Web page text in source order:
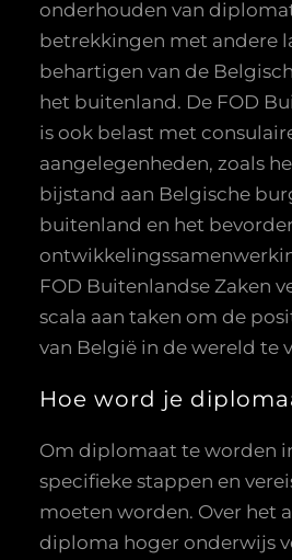
onderhouden van
betrekkingen met andere
behartigen van de
het buitenland. De FOD
is ook belast met
aangelegenheden, zoals
bijstand aan Belgische
buitenland en het
FOD Buitenlandse Zaken
scala aan taken om de
van België in de wereld te
Hoe word je
Om diplomaat te worden
specifieke stappen en
moeten worden. Over het
diploma hoger onderwijs